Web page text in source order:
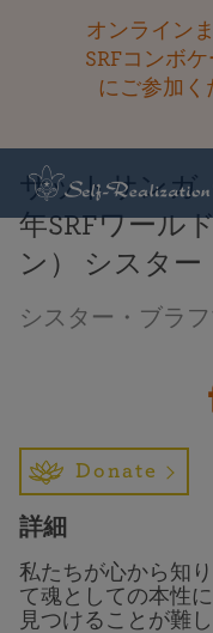
オンライン
SRFコンボ
にご参加く
ライブラリー
サットサンガ
年SRFワール
ン） シスター
シスター・ブラ
Donate
詳細
私たちが心から知
て魂としての本性
見つけることが難